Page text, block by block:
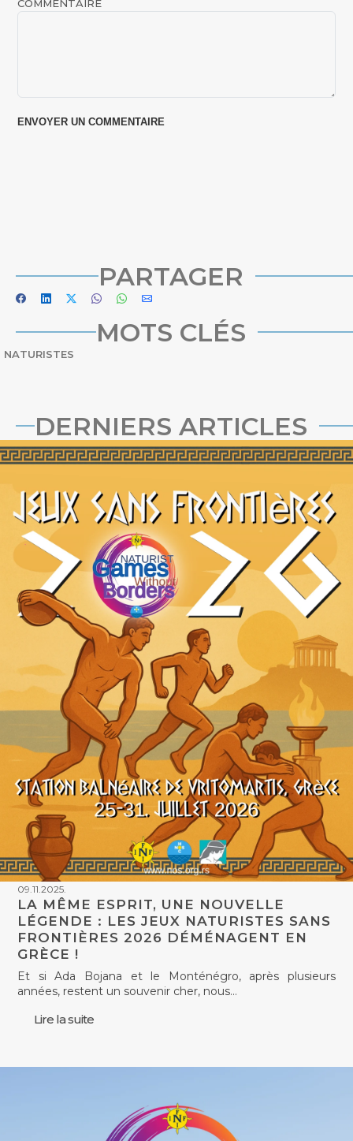
COMMENTAIRE
PARTAGER
MOTS CLÉS
NATURISTES
DERNIERS ARTICLES
09.11.2025.
LA MÊME ESPRIT, UNE NOUVELLE
LÉGENDE : LES JEUX NATURISTES SANS
FRONTIÈRES 2026 DÉMÉNAGENT EN
GRÈCE !
Et si Ada Bojana et le Monténégro, après plusieurs
années, restent un souvenir cher, nous…
Lire la suite